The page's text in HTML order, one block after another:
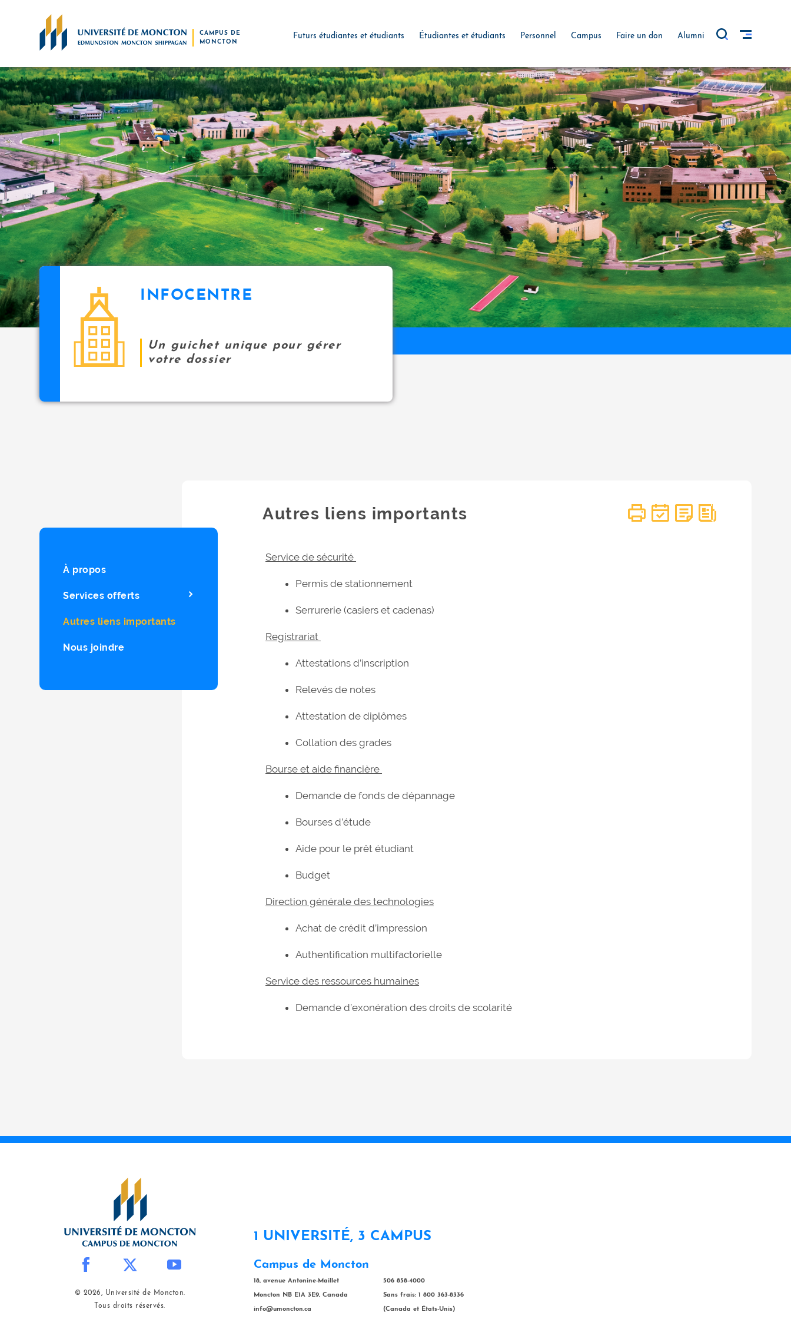
CAMPUS DE
MONCTON
Futurs étudiantes et étudiants Étudiantes et étudiants Personnel Campus Faire un don Alumni
INFOCENTRE
Un guichet unique pour gérer
votre dossier
À propos
Services offerts
Autres liens importants
Nous joindre
Autres liens importants
Service de sécurité
Permis de stationnement
Serrurerie (casiers et cadenas)
Registrariat
Attestations d’inscription
Relevés de notes
Attestation de diplômes
Collation des grades
Bourse et aide financière
Demande de fonds de dépannage
Bourses d’étude
Aide pour le prêt étudiant
Budget
Direction générale des technologies
Achat de crédit d’impression
Authentification multifactorielle
Service des ressources humaines
Demande d’exonération des droits de scolarité
© 2026, Université de Moncton.
Tous droits réservés.
1 UNIVERSITÉ, 3 CAMPUS
Campus de Moncton
18, avenue Antonine-Maillet
Moncton NB E1A 3E9, Canada
info@umoncton.ca
506 858-4000
Sans frais: 1 800 363-8336
(Canada et États-Unis)